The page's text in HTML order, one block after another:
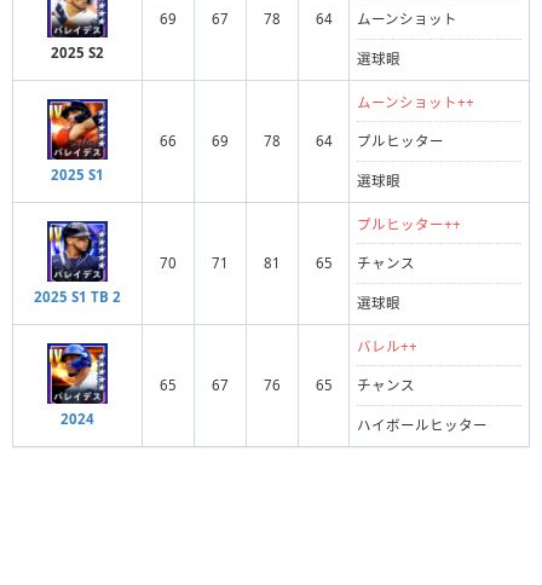
2025 S2
69 67 78 64 ムーンショット
選球眼
2025 S1
66 69 78 64
ムーンショット++
プルヒッター
選球眼
2025 S1 TB 2
70 71 81 65
プルヒッター++
チャンス
選球眼
2024
65 67 76 65
バレル++
チャンス
ハイボールヒッター